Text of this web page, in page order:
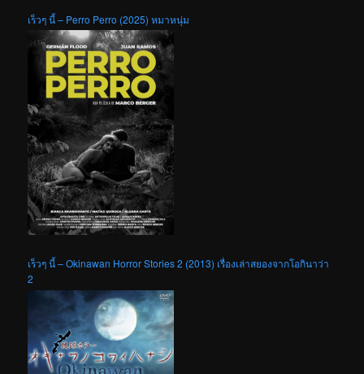
เร็วๆ นี้ – Perro Perro (2025) หมาหนุ่ม
เร็วๆ นี้ – Okinawan Horror Stories 2 (2013) เรื่องเล่าสยองจากโอกินาว่า
2